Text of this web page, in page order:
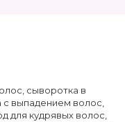
сыворотка в
с выпадением волос
для кудрявых волос